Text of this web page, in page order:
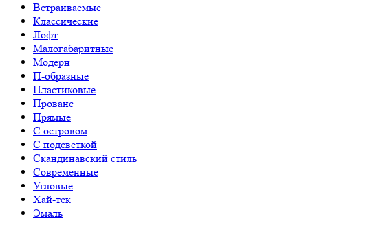
Встраиваемые
Классические
Лофт
Малогабаритные
Модерн
П-образные
Пластиковые
Прованс
Прямые
С островом
С подсветкой
Скандинавский стиль
Современные
Угловые
Хай-тек
Эмаль